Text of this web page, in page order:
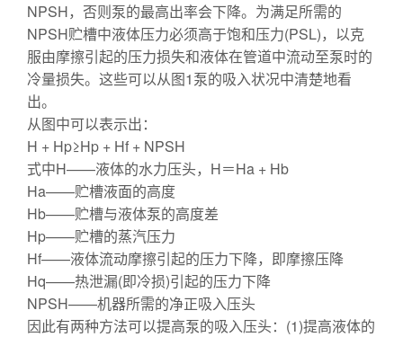
NPSH，否则泵的最高出率会下降。为满足所需的
NPSH贮槽中液体压力必须高于饱和压力(PSL)，以克
服由摩擦引起的压力损失和液体在管道中流动至泵时的
冷量损失。这些可以从图1泵的吸入状况中清楚地看
出。
从图中可以表示出：
H + Hp≥Hp + Hf + NPSH
式中H——液体的水力压头，H＝Ha + Hb
Ha——贮槽液面的高度
Hb——贮槽与液体泵的高度差
Hp——贮槽的蒸汽压力
Hf——液体流动摩擦引起的压力下降，即摩擦压降
Hq——热泄漏(即冷损)引起的压力下降
NPSH——机器所需的净正吸入压头
因此有两种方法可以提高泵的吸入压头：(1)提高液体的